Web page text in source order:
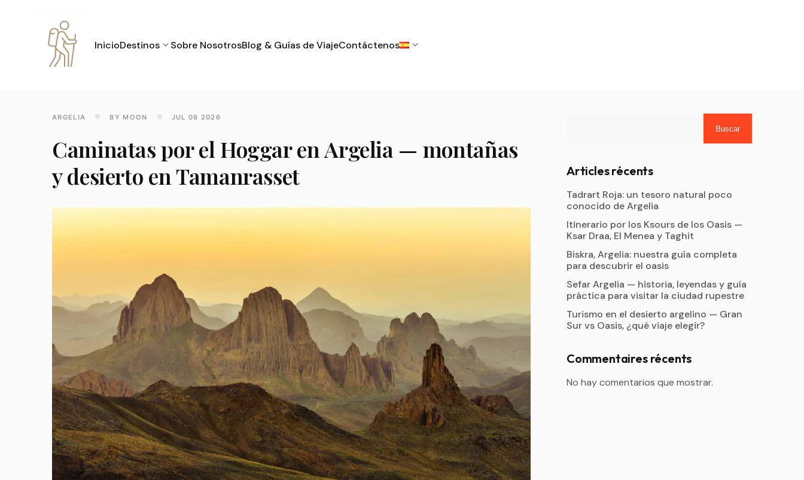
InicioDestinos Sobre NosotrosBlog & Guías de ViajeContáctenos
ARGELIA BY MOON JUL 08 2026
Caminatas por el Hoggar en Argelia — montañas
y desierto en Tamanrasset
Buscar
Articles récents
Tadrart Roja: un tesoro natural poco
conocido de Argelia
Itinerario por los Ksours de los Oasis —
Ksar Draa, El Menea y Taghit
Biskra, Argelia: nuestra guía completa
para descubrir el oasis
Sefar Argelia — historia, leyendas y guía
práctica para visitar la ciudad rupestre
Turismo en el desierto argelino — Gran
Sur vs Oasis, ¿qué viaje elegir?
Commentaires récents
No hay comentarios que mostrar.